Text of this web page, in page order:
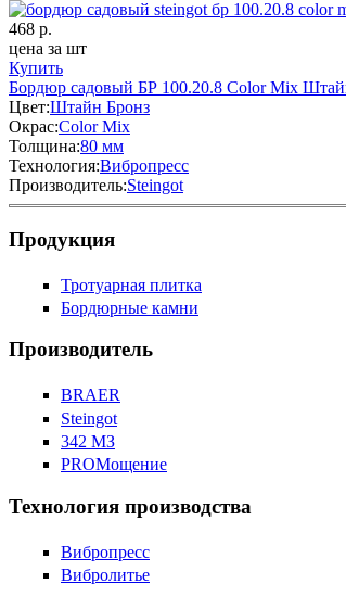
468 р.
цена за шт
Купить
Бордюр садовый БР 100.20.8 Color Mix
Цвет:Штайн Бронз
Окрас:Color Mix
Толщина:80 мм
Технология:Вибропресс
Производитель:Steingot
Продукция
Тротуарная плитка
Бордюрные камни
Производитель
BRAER
Steingot
342 МЗ
PROМощение
Технология производства
Вибропресс
Вибролитье